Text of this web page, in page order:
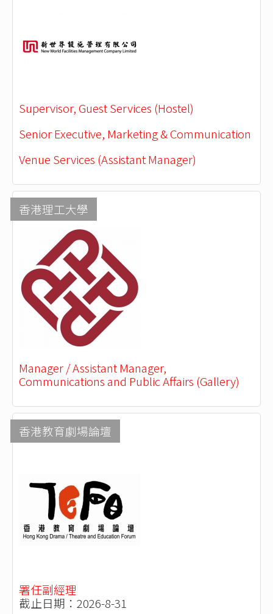
Supervisor, Guest Services (Hostel)
Senior Executive, Marketing & Communication
Venue Services (Assistant Manager)
香港理工大學
Manager / Assistant Manager,
Communications and Public Affairs (Gallery)
香港教育劇場論壇
署任副經理
截止日期：2026-8-31